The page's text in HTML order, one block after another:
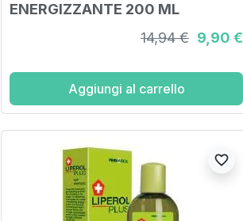
ENERGIZZANTE 200 ML
14,94 € 9,90 €
Aggiungi al carrello
favorite_border